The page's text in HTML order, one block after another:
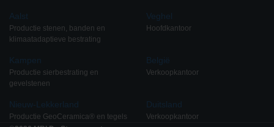
Aalst
Productie stenen, banden en
klimaatadaptieve bestrating
Kampen
Productie sierbestrating en
gevelstenen
Nieuw-Lekkerland
Productie GeoCeramica® en tegels
Veghel
Hoofdkantoor
België
Verkoopkantoor
Duitsland
Verkoopkantoor